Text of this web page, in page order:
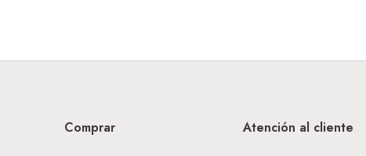
Comprar Atención al cliente